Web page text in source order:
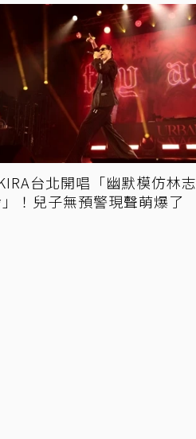
台北開唱「幽默模仿林志
！兒子無預警現聲萌爆了